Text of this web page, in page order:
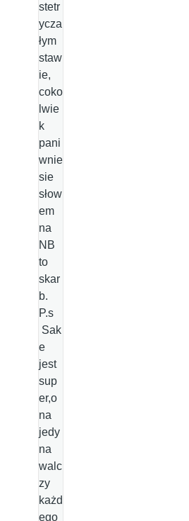
stetr
ycza
łym
staw
ie,
coko
lwie
k
pani
wnie
sie
słow
em
na
NB
to
skar
b.
P.s
Sak
e
jest
sup
er,o
na
jedy
na
walc
zy
każd
ego